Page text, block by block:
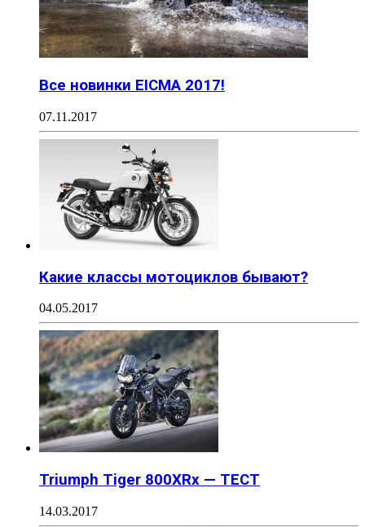
Все новинки EICMA 2017!
07.11.2017
Какие классы мотоциклов бывают?
04.05.2017
Triumph Tiger 800XRx — ТЕСТ
14.03.2017